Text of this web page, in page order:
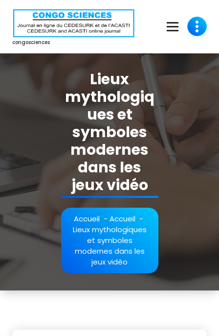
contenu
congosciences
Lieux
mythologiq
ues et
symboles
modernes
dans les
jeux vidéo
Accueil - Accueil -
Lieux mythologiques
et symboles
modernes dans les
jeux vidéo